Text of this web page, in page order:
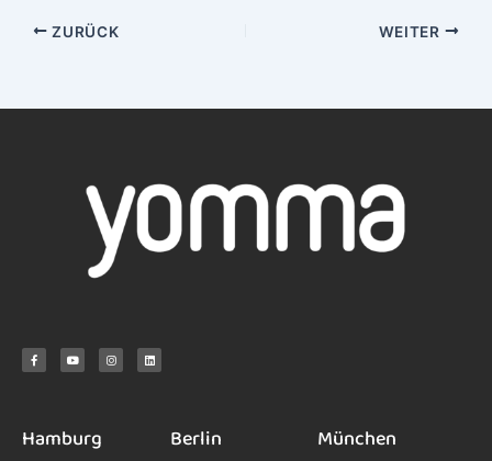
ZURÜCK WEITER
c
e
b
u
t
u
s
t
a
n
k
e
Hamburg Berlin München